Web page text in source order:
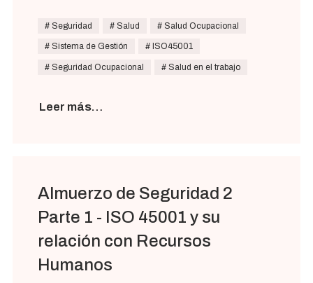
Seguridad Salud Salud Ocupacional
Sistema de Gestión ISO45001
Seguridad Ocupacional Salud en el trabajo
Leer más…
Almuerzo de Seguridad 2
Parte 1 - ISO 45001 y su
relación con Recursos
Humanos